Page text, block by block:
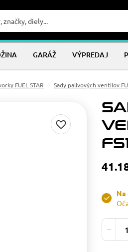
GARÁŽ VÝPREDAJ
FUEL STAR Sady palivových ventilov
Na